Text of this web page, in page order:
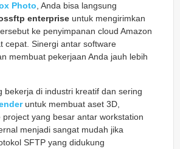
Photo, Anda bisa langsung
enterprise untuk mengirimkan
ke penyimpanan cloud Amazon
cepat. Sinergi antar software
membuat pekerjaan Anda jauh lebih
bekerja di industri kreatif dan sering
untuk membuat aset 3D,
project yang besar antar workstation
menjadi sangat mudah jika
SFTP yang didukung